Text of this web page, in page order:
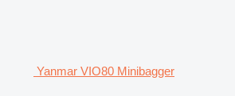
Yanmar VIO80 Minibagger